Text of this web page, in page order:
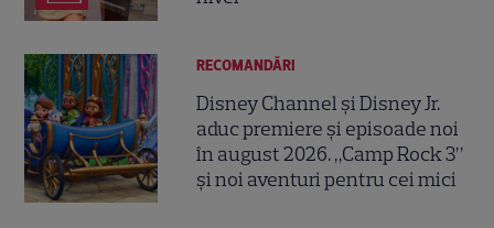
RECOMANDĂRI
Disney Channel și Disney Jr.
aduc premiere și episoade noi
în august 2026. „Camp Rock 3”
și noi aventuri pentru cei mici